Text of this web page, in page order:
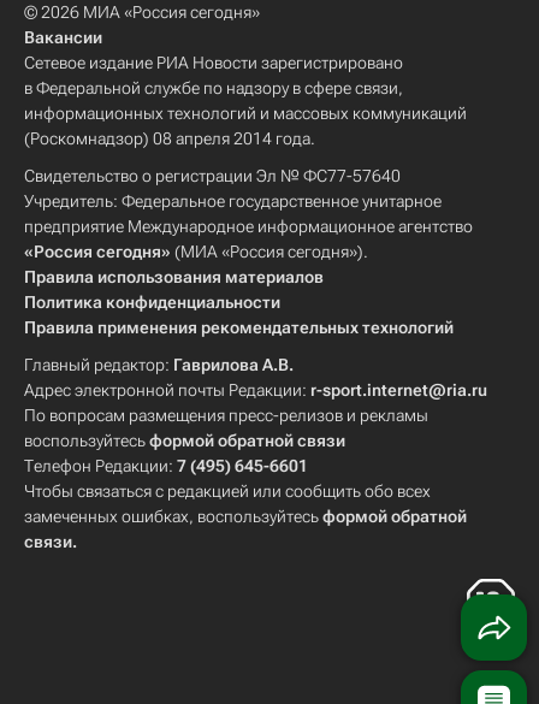
© 2026 МИА «Россия сегодня»
Вакансии
Сетевое издание РИА Новости зарегистрировано
в Федеральной службе по надзору в сфере связи,
информационных технологий и массовых коммуникаций
(Роскомнадзор) 08 апреля 2014 года.
Свидетельство о регистрации Эл № ФС77-57640
Учредитель: Федеральное государственное унитарное
предприятие Международное информационное агентство
«Россия сегодня» (МИА «Россия сегодня»).
Правила использования материалов
Политика конфиденциальности
Правила применения рекомендательных технологий
Главный редактор: Гаврилова А.В.
Адрес электронной почты Редакции: r-sport.internet@ria.ru
По вопросам размещения пресс-релизов и рекламы
воспользуйтесьформой обратной связи
Телефон Редакции: 7 (495) 645-6601
Чтобы связаться с редакцией или сообщить обо всех
замеченных ошибках, воспользуйтесьформой обратной
связи.